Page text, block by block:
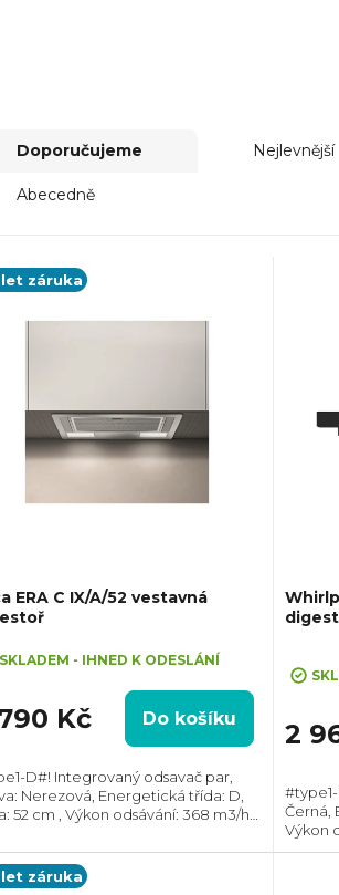
Doporučujeme Nejlevnější
Abecedně
let záruka
ERA C IX/A/52 vestavná
SKLADEM - IHNED K ODESLÁNÍ
Kč Do košíku
D#! Integrovaný odsavač par,
Nerezová, Energetická třída: D,
52 cm , Výkon odsávání: 368 m3/h,
Možnost recirkulace i odtahu ven
je
5,0
5
2
Černá,
Výkon
let záruka